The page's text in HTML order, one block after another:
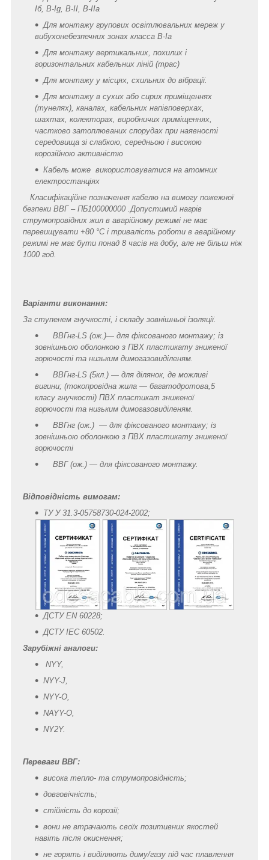
Iб, B-Ig, В-II, В-IIa
Для монтажу групових освітлювальних мереж у
вибухонебезпечних зонах класса В-Ia
Для монтажу вертикальних, похилих і
горизонтальних кабельних ліній (трас)
Для монтажу у місцях, схильних до вібрації.
Для монтажу в сухих або сирих приміщеннях
(тунелях), каналах, кабельних напівповерхах,
шахтах, колекторах, виробничих приміщеннях,
частково затоплюваних спорудах при наявності
середовища зі слабкою, середньою і високою
корозійною активністю
Кабель може використовуватися на атомних
електростанціях
Класифікаційне позначення кабелю на вимогу пожежної
безпеки ВВГ – ПБ100000000 .Допустимий нагрів
струмопровідних жил в аварійному режимі не має
перевищувати +80 °C і тривалість роботи в аварійному
режимі не має бути понад 8 часів на добу, але не більш ніж
1000 год.
Варіанти виконання:
За ступенем гнучкості, і складу зовнішньої ізоляції.
ВВГнг-LS (ож.)— для фіксованого монтажу; із
зовнішньою оболонкою з ПВХ пластикату зниженої
горючості та низьким димогазовиділеням.
ВВГнг-LS (5кл.) — для ділянок, де можливі
вигини; (токопровідна жила — багатодротова,5
класу гнучкості) ПВХ пластикат зниженої
горючості та низьким димогазовиділеням.
ВВГнг (ож.) — для фіксованого монтажу; із
зовнішньою оболонкою з ПВХ пластикату зниженої
горючості
ВВГ (ож.) — для фіксованого монтажу.
Відповідність вимогам:
ТУ У 31.3-05758730-024-2002;
ДСТУ EN 60228;
ДСТУ IEC 60502.
Зарубіжні аналоги:
NYY,
NYY-J,
NYY-O,
NAYY-O,
NY2Y.
Переваги ВВГ:
висока тепло- та струмопровідність;
довговічність;
стійкість до корозії;
вони не втрачають своїх позитивних якостей
навіть після окиснення;
не горять і виділяють диму/газу під час плавлення